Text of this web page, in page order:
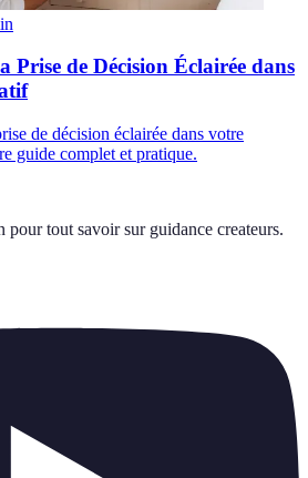
Prise de Décision Éclairée dans
de décision éclairée dans votre
guide complet et pratique.
pour tout savoir sur guidance createurs.